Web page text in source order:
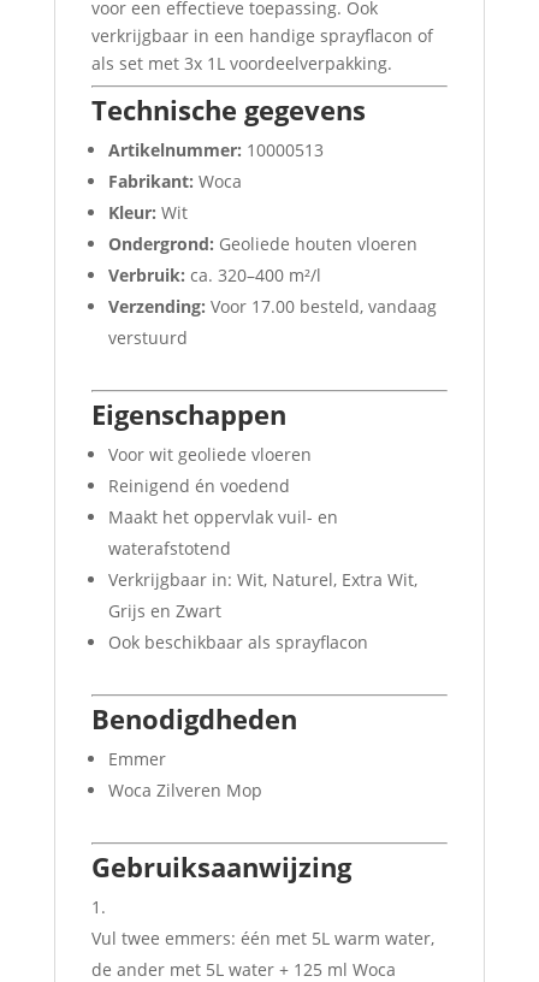
voor een effectieve toepassing. Ook
verkrijgbaar in een handige sprayflacon of
als set met 3x 1L voordeelverpakking.
Technische gegevens
Artikelnummer: 10000513
Fabrikant: Woca
Kleur: Wit
Ondergrond: Geoliede houten vloeren
Verbruik: ca. 320–400 m²/l
Verzending: Voor 17.00 besteld, vandaag
verstuurd
Eigenschappen
Voor wit geoliede vloeren
Reinigend én voedend
Maakt het oppervlak vuil- en
waterafstotend
Verkrijgbaar in: Wit, Naturel, Extra Wit,
Grijs en Zwart
Ook beschikbaar als sprayflacon
Benodigdheden
Emmer
Woca Zilveren Mop
Gebruiksaanwijzing
Vul twee emmers: één met 5L warm water,
de ander met 5L water + 125 ml Woca